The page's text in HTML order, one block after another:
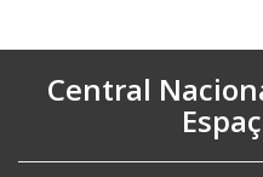
Central